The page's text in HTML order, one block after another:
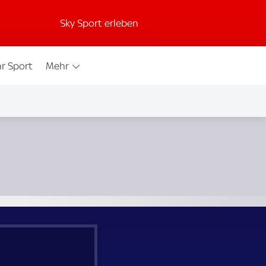
Sky Sport erleben
Sport Mehr